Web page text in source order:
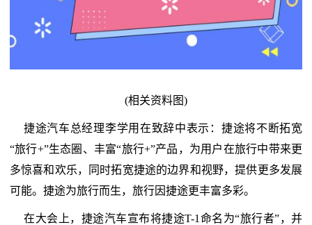
(相关资料图)
捷途汽车总经理李学用在致辞中表示：捷途将不断拓宽
“旅行+”生态圈、丰富“旅行+”产品，为用户在旅行中带来更
多惊喜和欢乐，同时拓宽捷途的边界和视野，提供更多发展
可能。捷途为旅行而生，旅行因捷途更丰富多彩。
在大会上，捷途汽车宣布将捷途T-1命名为“旅行者”，并